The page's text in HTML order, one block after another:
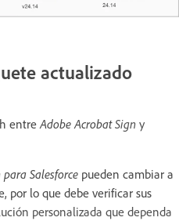
actualizado
entre Adobe AcrobatSign y
Salesforce pueden cambiar a
por lo que debe verificar sus
personalizada que dependa